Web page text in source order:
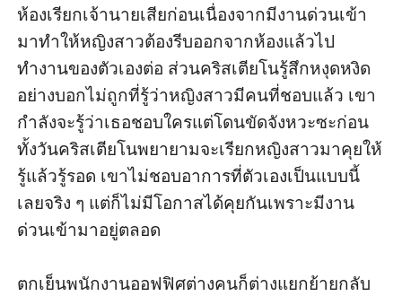
ห้องเรียกเจ้านายเสียก่อนเนื่องจากมีงานด่วนเข้า
มาทำให้หญิงสาวต้องรีบออกจากห้องแล้วไป
ทำงานของตัวเองต่อ ส่วนคริสเตียโนรู้สึกหงุดหงิด
อย่างบอกไม่ถูกที่รู้ว่าหญิงสาวมีคนที่ชอบแล้ว เขา
กำลังจะรู้ว่าเธอชอบใครแต่โดนขัดจังหวะซะก่อน
ทั้งวันคริสเตียโนพยายามจะเรียกหญิงสาวมาคุยให้
รู้แล้วรู้รอด เขาไม่ชอบอาการที่ตัวเองเป็นแบบนี้
เลยจริง ๆ แต่ก็ไม่มีโอกาสได้คุยกันเพราะมีงาน
ด่วนเข้ามาอยู่ตลอด
ตกเย็นพนักงานออฟฟิศต่างคนก็ต่างแยกย้ายกลับ